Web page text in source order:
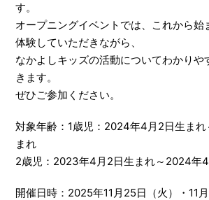
す。
オープニングイベントでは、これから始
体験していただきながら、
なかよしキッズの活動についてわかりや
きます。
ぜひご参加ください。
対象年齢：1歳児：2024年4月2日生ま
まれ
2歳児：2023年4月2日生まれ～2024年
開催日時：2025年11月25日（火）・11